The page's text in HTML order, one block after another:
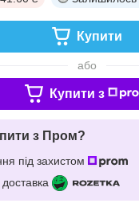
Купити
або
Купити з
з Пром?
під захистом